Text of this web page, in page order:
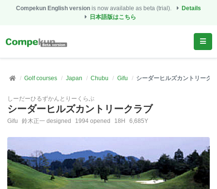
Compekun English version is now available as beta (trial).
Details
日本語版はこちら
Golf courses Japan Chubu Gifu シーダーヒルズカントリーク
しーだーひるずかんとりーくらぶ
シーダーヒルズカントリークラブ
Gifu 鈴木正一 designed 1994 opened 18H 6,685Y